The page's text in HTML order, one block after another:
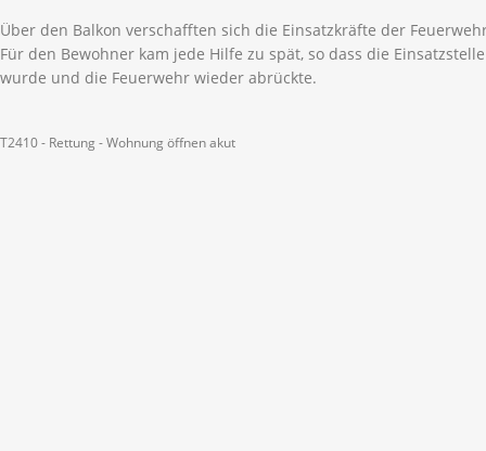
Über den Balkon verschafften sich die Einsatzkräfte der
Für den Bewohner kam jede Hilfe zu spät, so dass die
wurde und die Feuerwehr wieder abrückte.
T2410 - Rettung - Wohnung öffnen akut